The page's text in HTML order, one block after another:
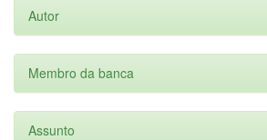
Autor
Membro da banca
Assunto